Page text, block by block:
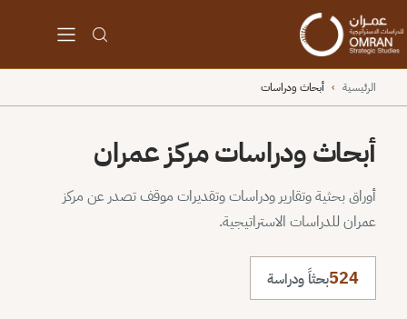
الرئيسية › أبحاث ودراسات
أبحاث ودراسات مركز عمران
أوراق بحثية وتقارير ودراسات وتقديرات موقف تصدر عن مركز
عمران للدراسات الاستراتيجية.
524بحثاً ودراسة